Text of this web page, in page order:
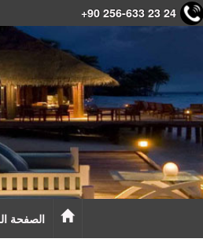
+90 256-633 23 24
الصفحة